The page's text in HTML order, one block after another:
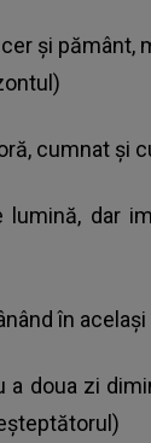
și pământ,
cumnat și
dar
în
a doua zi